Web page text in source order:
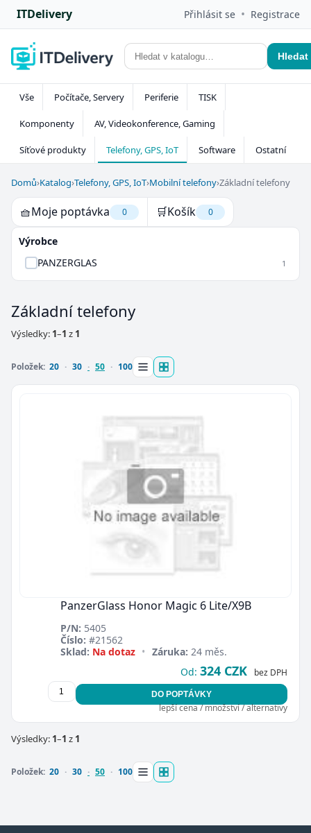
ITDelivery Přihlásit se • Registrace
Hledat
Vše Počítače, Servery Periferie TISK
Komponenty AV, Videokonference, Gaming
Síťové produkty Telefony, GPS, IoT Software Ostatní
Domů›Katalog›Telefony, GPS, IoT›Mobilní telefony›Základní telefony
🧺Moje poptávka 0 🛒Košík 0
Výrobce
PANZERGLAS
1
Základní telefony
Výsledky: 1–1 z 1
Položek: 20 30 50 100
PanzerGlass Honor Magic 6 Lite/X9B
P/N: 5405
Číslo: #21562
Sklad: Na dotaz • Záruka: 24 měs.
Od: 324 CZK bez DPH
DO POPTÁVKY
lepší cena / množství / alternativy
Výsledky: 1–1 z 1
Položek: 20 30 50 100